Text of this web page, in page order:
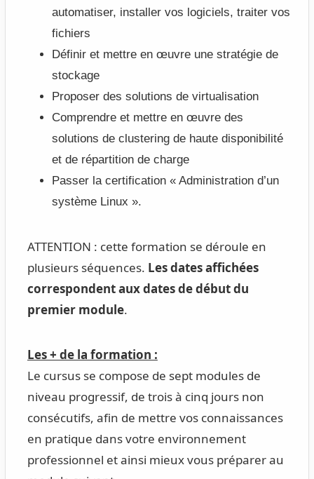
automatiser, installer vos logiciels, traiter vos
fichiers
Définir et mettre en œuvre une stratégie de
stockage
Proposer des solutions de virtualisation
Comprendre et mettre en œuvre des
solutions de clustering de haute disponibilité
et de répartition de charge
Passer la certification « Administration d’un
système Linux ».
ATTENTION : cette formation se déroule en
plusieurs séquences. Les dates affichées
correspondent aux dates de début du
premier module.
Les + de la formation :
Le cursus se compose de sept modules de
niveau progressif, de trois à cinq jours non
consécutifs, afin de mettre vos connaissances
en pratique dans votre environnement
professionnel et ainsi mieux vous préparer au